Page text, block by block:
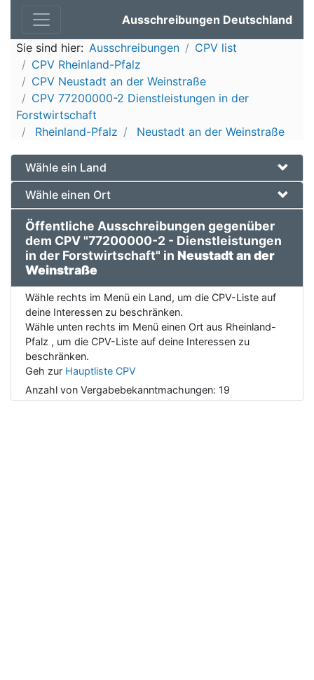
Ausschreibungen Deutschland
Sie sind hier: Ausschreibungen
CPV list
CPV Rheinland-Pfalz
CPV Neustadt an der Weinstraße
CPV 77200000-2 Dienstleistungen in der
Forstwirtschaft
Rheinland-Pfalz
Neustadt an der Weinstraße
Wähle ein Land
Wähle einen Ort
Öffentliche Ausschreibungen gegenüber
dem CPV "77200000-2 - Dienstleistungen
in der Forstwirtschaft" in Neustadt an der
Weinstraße
Wähle rechts im Menü ein Land, um die CPV-Liste auf
deine Interessen zu beschränken.
Wähle unten rechts im Menü einen Ort aus Rheinland-
Pfalz , um die CPV-Liste auf deine Interessen zu
beschränken.
Geh zur Hauptliste CPV
Anzahl von Vergabebekanntmachungen: 19